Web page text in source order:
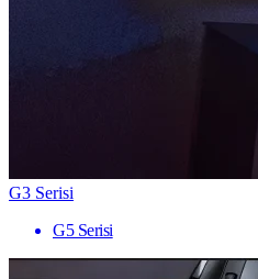
G3 Serisi
G5 Serisi